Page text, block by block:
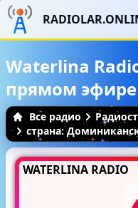
Waterlina
прямом эфире
Все радио
страна:
WATERLINA RADIO